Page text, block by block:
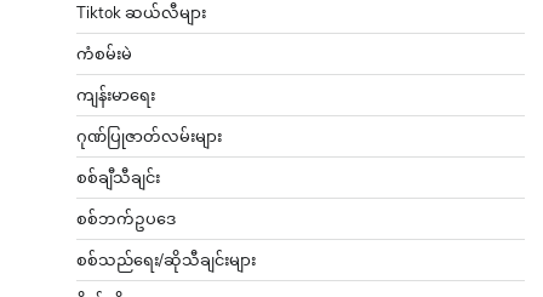
Tiktok ဆယ်လီများ
ကံစမ်းမဲ
ကျန်းမာရေး
ဂုဏ်ပြုဇာတ်လမ်းများ
စစ်ချီသီချင်း
စစ်ဘက်ဥပဒေ
စစ်သည်ရေး/ဆိုသီချင်းများ